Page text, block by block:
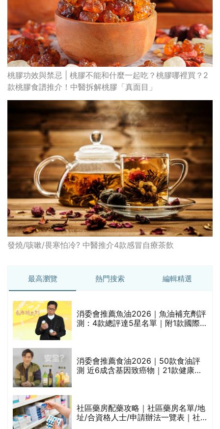
桃膠功效與禁忌 | 桃膠不能和什麼一起吃？桃膠哪裡買？2
款桃膠食譜推介！中醫拆解桃膠「真面目」
發燒/咳嗽/畏寒怕冷? 中醫推介4款感冒自療茶飲
最高瀏覽 熱門搜索 編輯精選
消委會推薦魚油2026｜魚油補充劑評
測：4款總評達5星名單｜附1款國際
消委會推薦食油2026｜50款食油評
測 近6成含基因致癌物｜21款健康煮
社區藥房配藥攻略｜社區藥房名單/地
址/合資格人士/申請辦法一覽表｜社